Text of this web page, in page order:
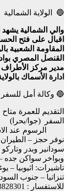
🔵 الولاية الشمالية
والي الشمالية
اقبال على فتح
المقاومة الشعبية
القنصل المصري بوادي حلفاي منح تأشيرة ل42
مدير مركز الأطراف
ادارة الأسماك
🔵 وكالة أمل للسفر
التقديم للعمرة متاح
السفر (جوا/بحرا)
الرسوم عند
نوفر حجز – الطيران
سودانير وبدر وتاركو
وبواخر سواكن جده
تاشيرات: اثيوبيا –
تنزاتيا – جنوب
للاستفسار : 0123828301